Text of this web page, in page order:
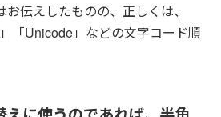
伝えしたものの、正しくは、
「Unicode」などの文字コード順